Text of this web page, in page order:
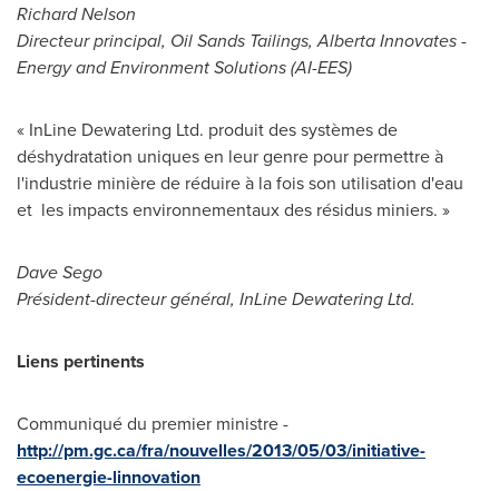
Richard Nelson
Directeur principal, Oil Sands Tailings, Alberta Innovates -
Energy and Environment Solutions (AI-EES)
« InLine Dewatering Ltd. produit des systèmes de
déshydratation uniques en leur genre pour permettre à
l'industrie minière de réduire à la fois son utilisation d'eau
et les impacts environnementaux des résidus miniers. »
Dave Sego
Président-directeur général, InLine Dewatering Ltd.
Liens pertinents
Communiqué du premier ministre -
http://pm.gc.ca/fra/nouvelles/2013/05/03/initiative-
ecoenergie-linnovation